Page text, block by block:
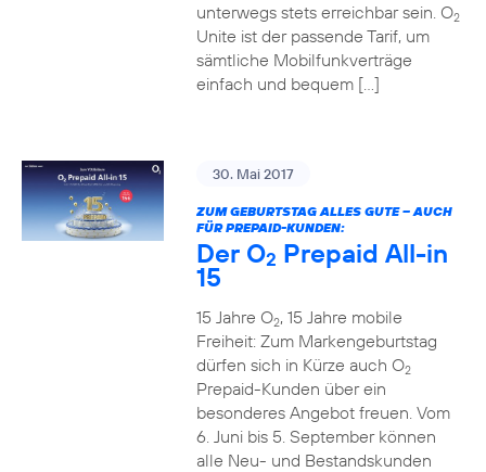
unterwegs stets erreichbar sein. O2
Unite ist der passende Tarif, um
sämtliche Mobilfunkverträge
einfach und bequem […]
30. Mai 2017
ZUM GEBURTSTAG ALLES GUTE – AUCH
FÜR PREPAID-KUNDEN:
Der O2 Prepaid All-in
15
15 Jahre O2, 15 Jahre mobile
Freiheit: Zum Markengeburtstag
dürfen sich in Kürze auch O2
Prepaid-Kunden über ein
besonderes Angebot freuen. Vom
6. Juni bis 5. September können
alle Neu- und Bestandskunden